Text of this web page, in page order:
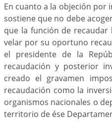
En cuanto a la objeción
sostiene que no debe
que la función de
velar por su oportuno
el presidente de la
recaudación y posterior
creado el gravamen
recaudación como la
organismos nacionales o
territorio de ése